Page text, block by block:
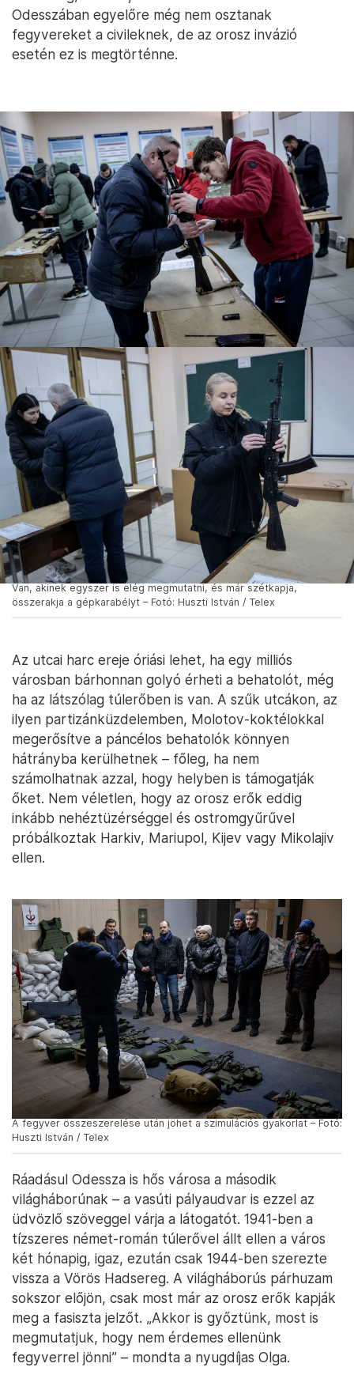
Odesszában egyelőre még nem osztanak
fegyvereket a civileknek, de az orosz invázió
esetén ez is megtörténne.
Van, akinek egyszer is elég megmutatni, és már szétkapja,
összerakja a gépkarabélyt – Fotó: Huszti István / Telex
Az utcai harc ereje óriási lehet, ha egy milliós
városban bárhonnan golyó érheti a behatolót, még
ha az látszólag túlerőben is van. A szűk utcákon, az
ilyen partizánküzdelemben, Molotov-koktélokkal
megerősítve a páncélos behatolók könnyen
hátrányba kerülhetnek – főleg, ha nem
számolhatnak azzal, hogy helyben is támogatják
őket. Nem véletlen, hogy az orosz erők eddig
inkább nehéztüzérséggel és ostromgyűrűvel
próbálkoztak Harkiv, Mariupol, Kijev vagy Mikolajiv
ellen.
A fegyver összeszerelése után jöhet a szimulációs gyakorlat – Fotó:
Huszti István / Telex
Ráadásul Odessza is hős városa a második
világháborúnak – a vasúti pályaudvar is ezzel az
üdvözlő szöveggel várja a látogatót. 1941-ben a
tízszeres német-román túlerővel állt ellen a város
két hónapig, igaz, ezután csak 1944-ben szerezte
vissza a Vörös Hadsereg. A világháborús párhuzam
sokszor előjön, csak most már az orosz erők kapják
meg a fasiszta jelzőt. „Akkor is győztünk, most is
megmutatjuk, hogy nem érdemes ellenünk
fegyverrel jönni” – mondta a nyugdíjas Olga.